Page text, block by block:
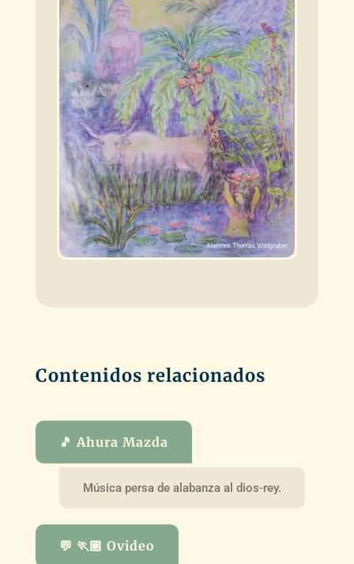
Contenidos relacionados
🎵 Ahura Mazda
Música persa de alabanza al dios-rey.
💬 🏃🏽 Ovideo